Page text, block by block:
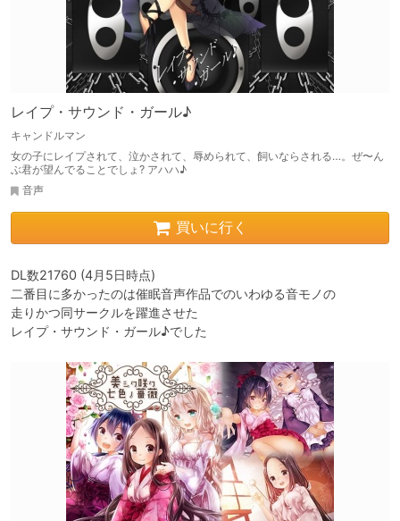
レイプ・サウンド・ガール♪
キャンドルマン
女の子にレイプされて、泣かされて、辱められて、飼いならされる…。ぜ〜ん
ぶ君が望んでることでしょ? アハハ♪
音声
買いに行く
DL数21760 (4月5日時点)
二番目に多かったのは催眠音声作品でのいわゆる音モノの
走りかつ同サークルを躍進させた
レイプ・サウンド・ガール♪でした